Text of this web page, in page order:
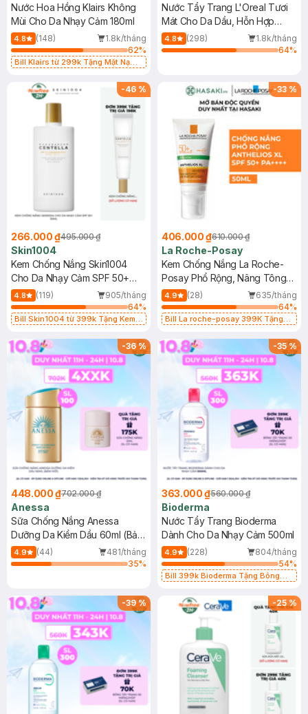
Nước Hoa Hồng Klairs Không
Mùi Cho Da Nhạy Cảm 180ml
4.8 (148)
1.8k/tháng
62%
Bill Klairs từ 299k Tặng Mặt Nạ
25ml (SL Có Hạn)
Nước Tẩy Trang L'Oreal Tươi
Mát Cho Da Dầu, Hỗn Hợp
400ml
4.8 (298)
1.8k/tháng
64%
-46 %
266.000 ₫495.000 ₫
Skin1004
Kem Chống Nắng Skin1004
Cho Da Nhạy Cảm SPF 50+
50ml
4.8 (119)
905/tháng
64%
Bill Skin1004 từ 399k Tặng Kem
SPF 50+ 20ml (SL Có Hạn)
-33 %
406.000 ₫610.000 ₫
La Roche-Posay
Kem Chống Nắng La Roche-
Posay Phổ Rộng, Nâng Tông
Kiềm Dầu 50ml
4.9 (28)
635/tháng
64%
Bill La roche-posay 399K Tặng
(SL có hạn)
-36%
448.000 ₫702.000 ₫
Anessa
Sữa Chống Nắng Anessa
Dưỡng Da Kiềm Dầu 60ml (Bản
Mới)
4.9 (44)
481/tháng
35%
-35%
363.000 ₫560.000 ₫
Bioderma
Nước Tẩy Trang Bioderma
Dành Cho Da Nhạy Cảm 500ml
4.9 (228)
804/tháng
54%
Bill 399k Bioderma Tặng Bông
-39% -25 %